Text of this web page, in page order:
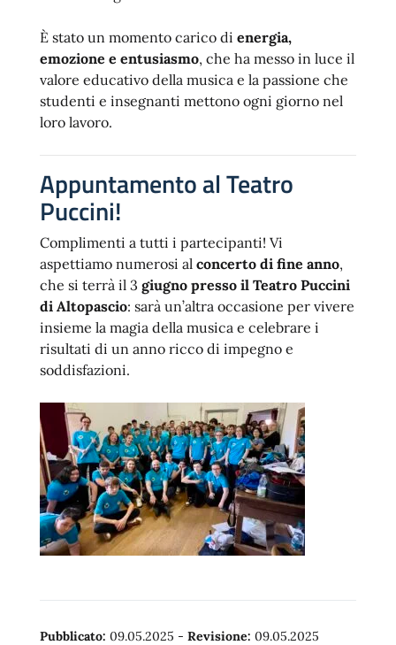
È stato un momento carico di energia,
emozione e entusiasmo, che ha messo in luce il
valore educativo della musica e la passione che
studenti e insegnanti mettono ogni giorno nel
loro lavoro.
Appuntamento al Teatro
Puccini!
Complimenti a tutti i partecipanti! Vi
aspettiamo numerosi al concerto di fine anno,
che si terrà il 3 giugno presso il Teatro Puccini
di Altopascio: sarà un’altra occasione per vivere
insieme la magia della musica e celebrare i
risultati di un anno ricco di impegno e
soddisfazioni.
Pubblicato: 09.05.2025 - Revisione: 09.05.2025